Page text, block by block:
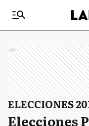
Ads
ELECCIONES
Elecciones